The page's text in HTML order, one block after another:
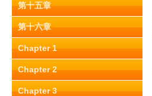
第十五章
第十六章
Chapter 1
Chapter 2
Chapter 3